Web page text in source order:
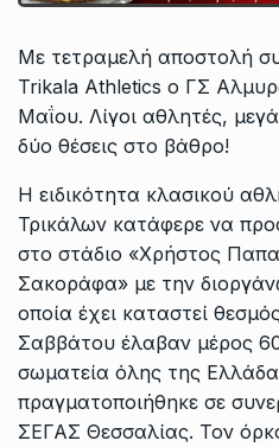
Με τετραμελή αποστολή
Trikala Athletics ο ΓΣ
Μαΐου. Λίγοι αθλητές,
δύο θέσεις στο βάθρο!
Η ειδικότητα κλασικού
Τρικάλων κατάφερε να
στο στάδιο «Χρήστος
Σακοράφα» με την
οποία έχει καταστεί
Σαββάτου έλαβαν μέρος
σωματεία όλης της
πραγματοποιήθηκε σε
ΣΕΓΑΣ Θεσσαλίας. Τον